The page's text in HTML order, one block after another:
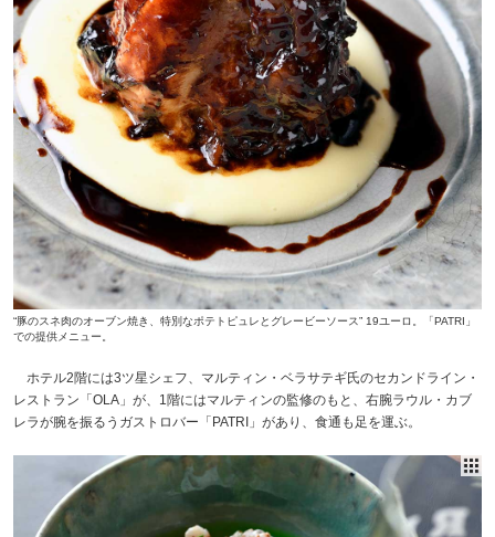
“豚のスネ肉のオーブン焼き、特別なポテトピュレとグレービーソース” 19ユーロ。「PATRI」
での提供メニュー。
ホテル2階には3ツ星シェフ、マルティン・ベラサテギ氏のセカンドライン・
レストラン「OLA」が、1階にはマルティンの監修のもと、右腕ラウル・カブ
レラが腕を振るうガストロバー「PATRI」があり、食通も足を運ぶ。